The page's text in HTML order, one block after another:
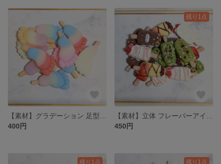
400円
残り1点
450円
残り1点 残り1点